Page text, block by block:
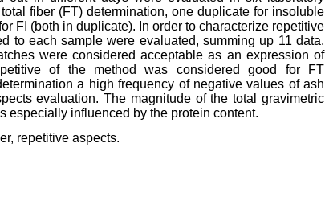
fiber (FT) determination, one duplicate for insoluble
FI (both in duplicate). In order to characterize repetitive
to each sample were evaluated, summing up 11 data.
were considered acceptable as an expression of
of the method was considered good for FT
a high frequency of negative values of ash
evaluation. The magnitude of the total gravimetric
especially influenced by the protein content.
repetitive aspects.